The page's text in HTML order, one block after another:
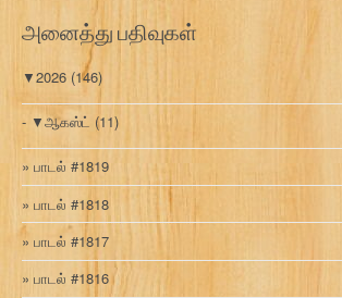
அனைத்து பதிவுகள்
▼2026 (146)
▼ஆகஸ்ட் (11)
பாடல் #1819
பாடல் #1818
பாடல் #1817
பாடல் #1816